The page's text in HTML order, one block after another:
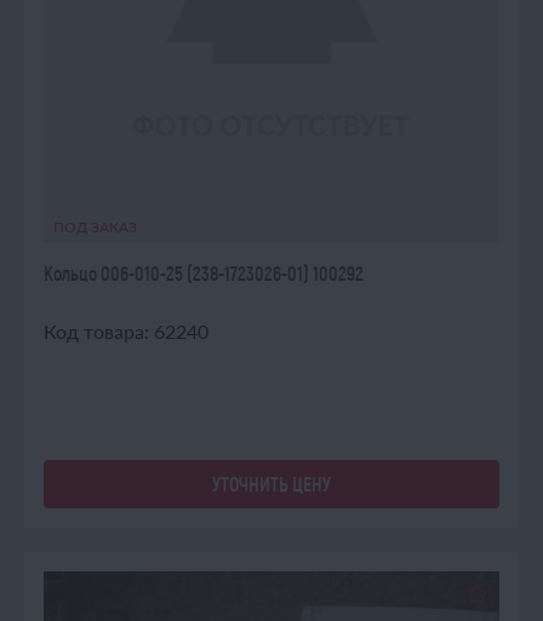
ПОД ЗАКАЗ
Кольцо 006-010-25 (238-1723026-01) 100292
Код товара: 62240
УТОЧНИТЬ ЦЕНУ